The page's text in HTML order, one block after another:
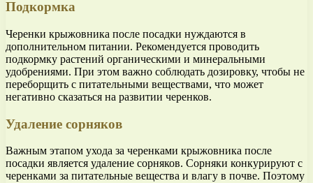
Подкормка
Черенки крыжовника после посадки нуждаются в
дополнительном питании. Рекомендуется проводить
подкормку растений органическими и минеральными
удобрениями. При этом важно соблюдать дозировку, чтобы не
переборщить с питательными веществами, что может
негативно сказаться на развитии черенков.
Удаление сорняков
Важным этапом ухода за черенками крыжовника после
посадки является удаление сорняков. Сорняки конкурируют с
черенками за питательные вещества и влагу в почве. Поэтому